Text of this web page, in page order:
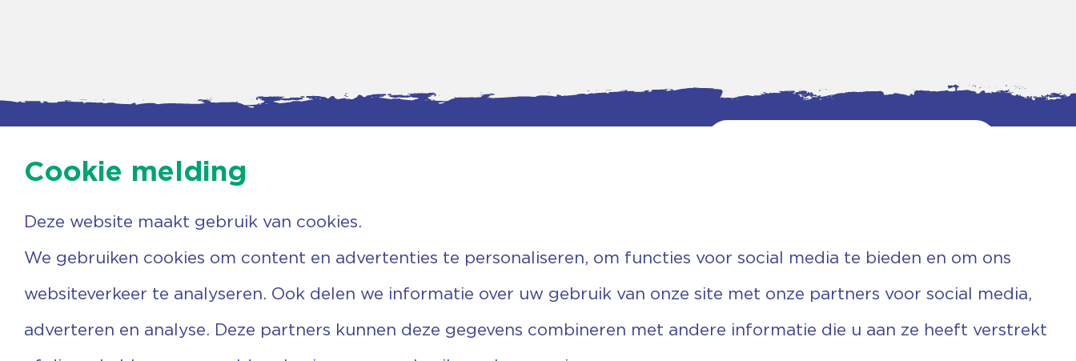
Agenda
Nieuwsbrief
Vrijwilligers
Steun ons
Contactgegevens
7731 PA Ommen
0529 455 767
info@vechtgenoten.nl
Fiscaal: 819280288
Rek.nr: NL85RABO0127579230
Cookie melding
Deze website maakt gebruik van cookies.
We gebruiken cookies om content en advertenties te personaliseren, om functies voor social media te bieden en om ons
websiteverkeer te analyseren. Ook delen we informatie over uw gebruik van onze site met onze partners voor social media,
adverteren en analyse. Deze partners kunnen deze gegevens combineren met andere informatie die u aan ze heeft verstrekt